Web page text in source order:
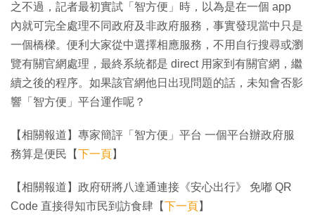
之不過，記者最初實試「智方便」時，以為是在一個 app
內就可完全處理不同政府及非政府服務，事實發現當中只是
一個橋樑。便利大家從中選擇相應服務，不用自行搜尋或瀏
覽有關官網處理，最終系統都是 direct 用家到有關官網，繼
續之後的程序。如果該官網他日出現問題的話，未知會否影
響「智方便」平台運作呢？
【相關報道】專家簡評「智方便」平台 一個平台辦政府服
務算是便民【下一頁】
【相關報道】政府研將八達通連接《安心出行》 免嘟 QR
Code 直接得知市民到訪食肆【下一頁】